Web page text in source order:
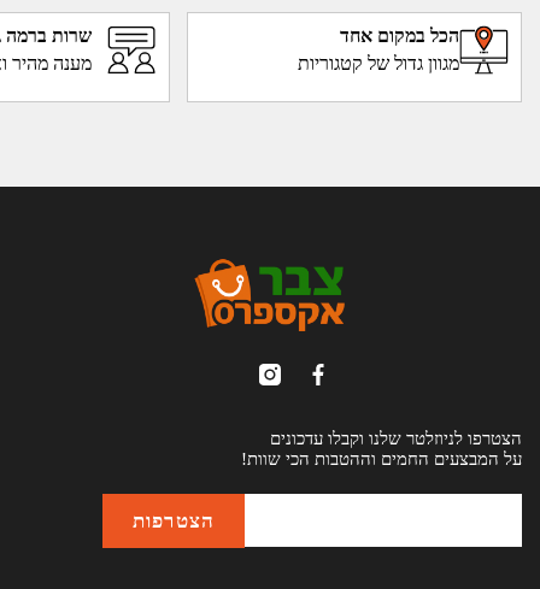
הכל במקום אחד
מגוון גדול של קטגוריות
שרות ברמה
מענה מהיר
הצטרפו לניוזלטר שלנו וקבלו עדכונים
על המבצעים החמים וההטבות הכי שוות!